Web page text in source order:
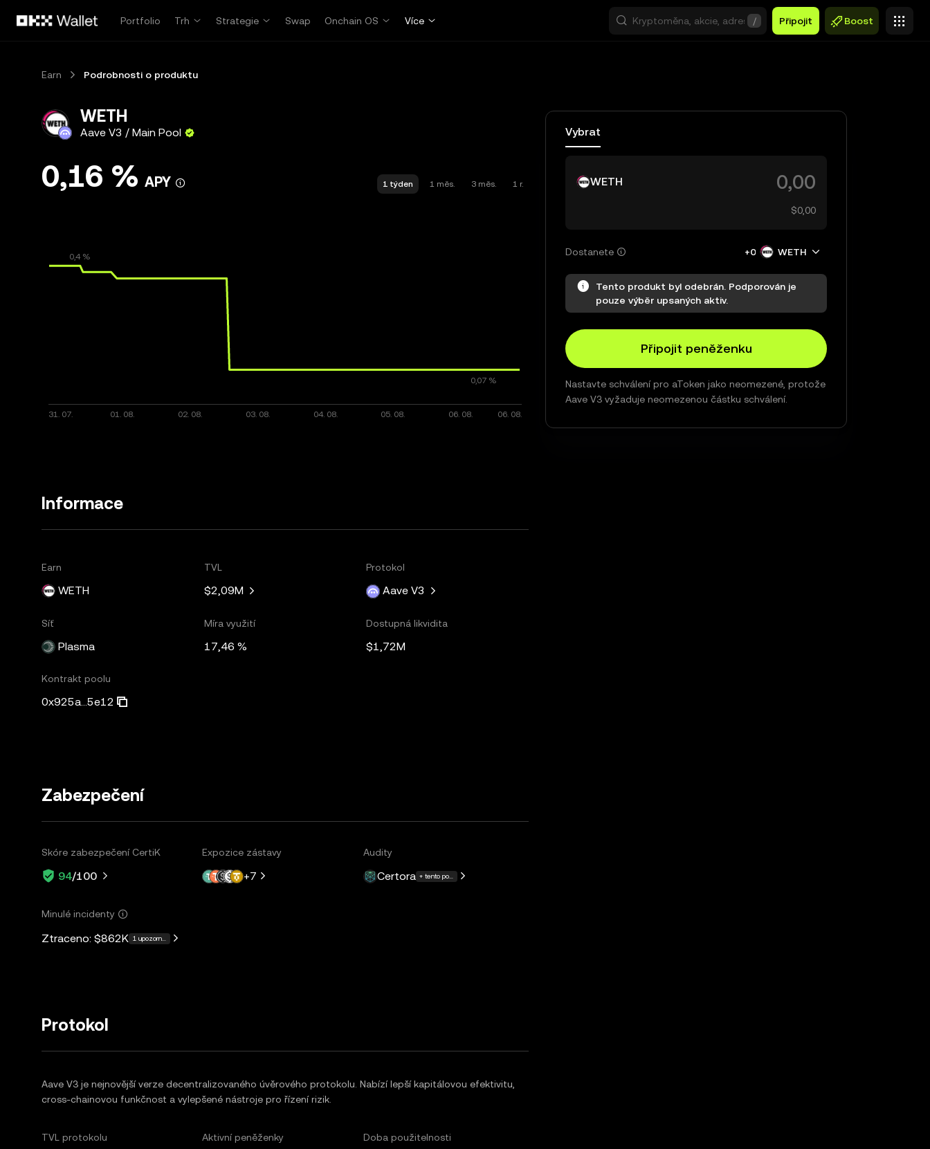
Portfolio
Trh Strategie Swap Onchain OS Více / Připojit Boost
Earn Podrobnosti o produktu
WETH
Aave V3 / Main Pool
0,16 % APY 1 týden 1 měs. 3 měs. 1 r.
Informace
Earn
WETH
TVL
$2,09M
Protokol
Aave V3
Síť
Plasma
Míra využití
17,46 %
Dostupná likvidita
$1,72M
Kontrakt poolu
0x925a...5e12
Zabezpečení
Skóre zabezpečení CertiK
94/100
Expozice zástavy
+7
Audity
Certora + tento počet dalších: 15
Minulé incidenty
Ztraceno: $862K 1 upozornění
Protokol
Aave V3 je nejnovější verze decentralizovaného úvěrového protokolu. Nabízí lepší kapitálovou efektivitu,
cross-chainovou funkčnost a vylepšené nástroje pro řízení rizik.
TVL protokolu Aktivní peněženky Doba použitelnosti
Vybrat
WETH
$0,00
Dostanete +0 WETH
Tento produkt byl odebrán. Podporován je
pouze výběr upsaných aktiv.
Připojit peněženku
Nastavte schválení pro aToken jako neomezené, protože
Aave V3 vyžaduje neomezenou částku schválení.